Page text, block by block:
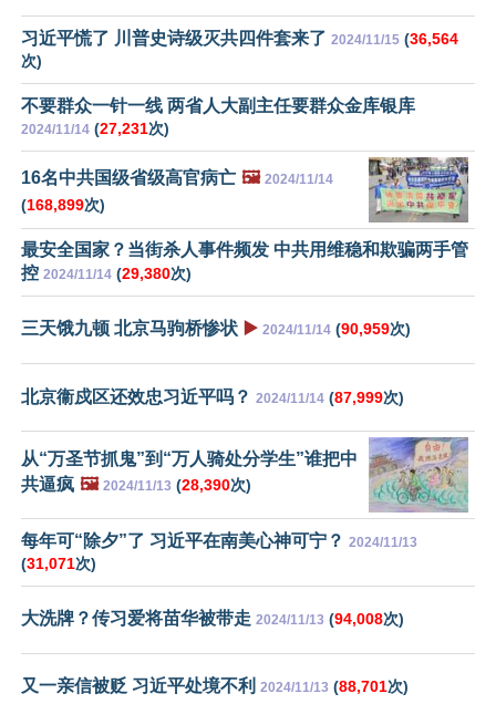
习近平慌了 川普史诗级灭共四件套来了 2024/11/15 (36,564
次)
不要群众一针一线 两省人大副主任要群众金库银库
2024/11/14 (27,231次)
16名中共国级省级高官病亡 🖼️ 2024/11/14
(168,899次)
最安全国家？当街杀人事件频发 中共用维稳和欺骗两手管
控 2024/11/14 (29,380次)
三天饿九顿 北京马驹桥惨状 ▶️ 2024/11/14 (90,959次)
北京衞戍区还效忠习近平吗？ 2024/11/14 (87,999次)
从“万圣节抓鬼”到“万人骑处分学生”谁把中
共逼疯 🖼️ 2024/11/13 (28,390次)
每年可“除夕”了 习近平在南美心神可宁？ 2024/11/13
(31,071次)
大洗牌？传习爱将苗华被带走 2024/11/13 (94,008次)
又一亲信被贬 习近平处境不利 2024/11/13 (88,701次)